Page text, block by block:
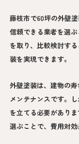
藤枝市で60坪の外壁
信頼できる業者を選
を取り、比較検討す
装を実現できます。
外壁塗装は、建物の
メンテナンスです。
を立てる必要があり
選ぶことで、費用対効